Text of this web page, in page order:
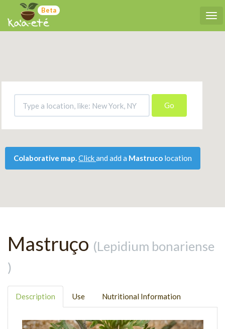
Beta
Go
Colaborative map.Clickand add a Mastruco location
Mastruço (Lepidium bonariense
)
Description Use Nutritional Information